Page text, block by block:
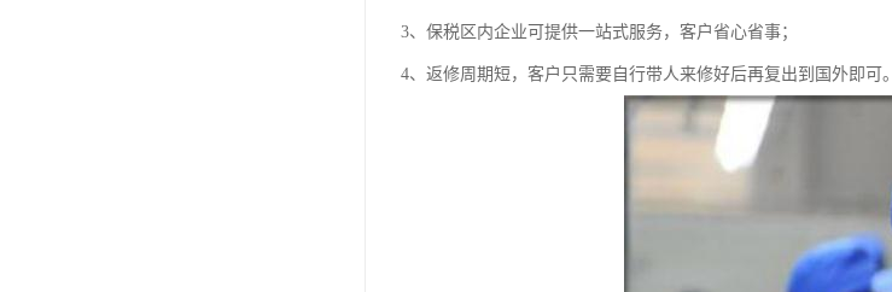
3、保税区内企业可提供一站式服务，客户省心省事；
4、返修周期短，客户只需要自行带人来修好后再复出到国外即可。